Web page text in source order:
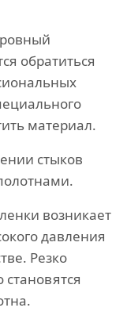
обратиться
материал.
стыков
возникает
давления
Резко